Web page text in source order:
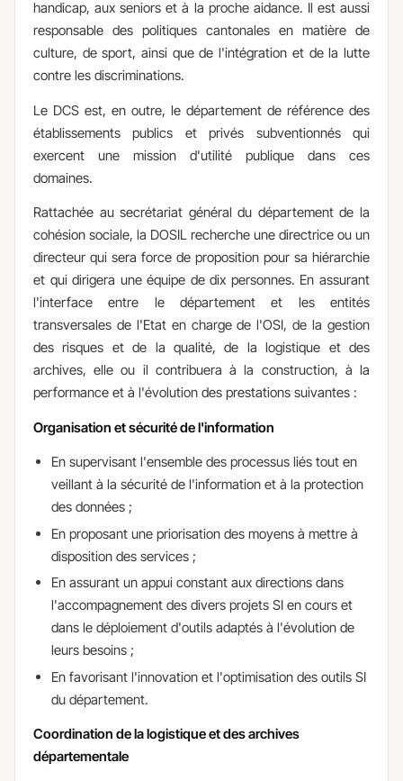
handicap, aux seniors et à la proche aidance. Il est aussi
responsable des politiques cantonales en matière de
culture, de sport, ainsi que de l'intégration et de la lutte
contre les discriminations.
Le DCS est, en outre, le département de référence des
établissements publics et privés subventionnés qui
exercent une mission d'utilité publique dans ces
domaines.
Rattachée au secrétariat général du département de la
cohésion sociale, la DOSIL recherche une directrice ou un
directeur qui sera force de proposition pour sa hiérarchie
et qui dirigera une équipe de dix personnes. En assurant
l'interface entre le département et les entités
transversales de l'Etat en charge de l'OSI, de la gestion
des risques et de la qualité, de la logistique et des
archives, elle ou il contribuera à la construction, à la
performance et à l'évolution des prestations suivantes :​
Organisation et sécurité de l'information
En supervisant l'ensemble des processus liés tout en
veillant à la sécurité de l'information et à la protection
des données ;
En proposant une priorisation des moyens à mettre à
disposition des services ;
En assurant un appui constant aux directions dans
l'accompagnement des divers projets SI en cours et
dans le déploiement d'outils adaptés à l'évolution de
leurs besoins ;
En favorisant l'innovation et l'optimisation des outils SI
du département.
Coordination de la logistique et des archives
départementale